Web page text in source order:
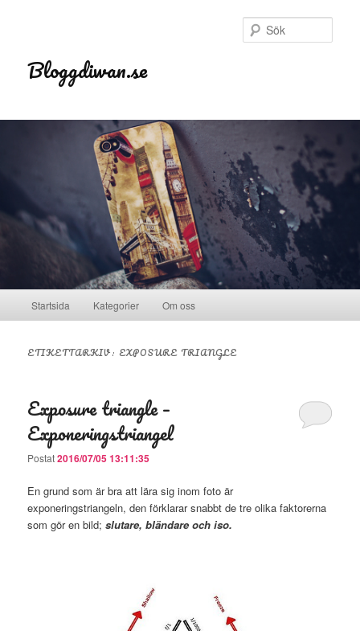
Bloggdiwan.se
Hoppa till huvudinnehåll
Hoppa till sekundärt innehåll
Startsida Kategorier Om oss
ETIKETTARKIV:EXPOSURE TRIANGLE
Exposure triangle –
Exponeringstriangel
Postat2016/07/05 13:11:35
En grund som är bra att lära sig inom foto är
exponeringstriangeln, den förklarar snabbt de tre olika faktorerna
som gör en bild;slutare, bländare och iso.